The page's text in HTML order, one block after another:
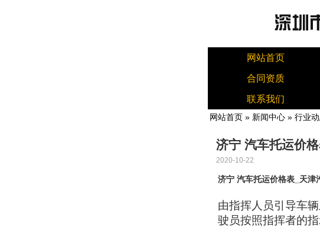
网站首页
合同资质
联系我们
网站首页 » 新闻中心 » 行业
济宁 汽车托运价
2020-10-22
济宁 汽车托运价格表_天津
由指挥人员引导车
驶员按照指挥者的